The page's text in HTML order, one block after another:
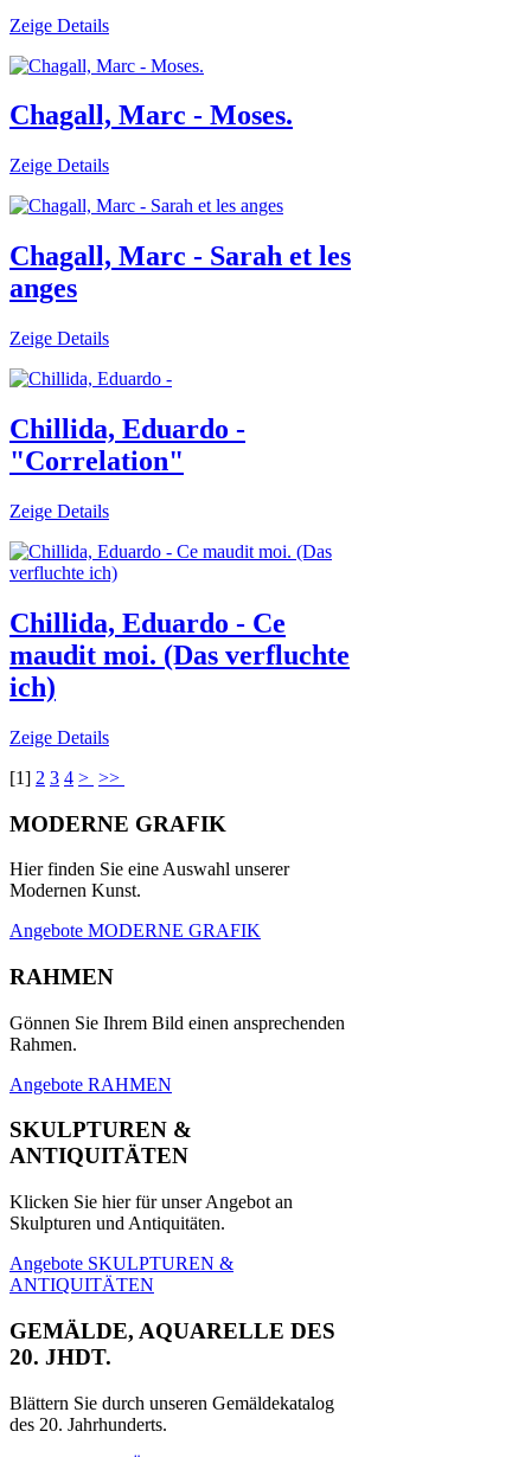
Zeige Details
Chagall, Marc - Moses.
Zeige Details
Chagall, Marc - Sarah et les
anges
Zeige Details
Chillida, Eduardo -
"Correlation"
Zeige Details
Chillida, Eduardo - Ce
maudit moi. (Das verfluchte
ich)
Zeige Details
[1] 2 3 4 > >>
MODERNE GRAFIK
Hier finden Sie eine Auswahl unserer
Modernen Kunst.
Angebote MODERNE GRAFIK
RAHMEN
Gönnen Sie Ihrem Bild einen ansprechenden
Rahmen.
Angebote RAHMEN
SKULPTUREN &
ANTIQUITÄTEN
Klicken Sie hier für unser Angebot an
Skulpturen und Antiquitäten.
Angebote SKULPTUREN &
ANTIQUITÄTEN
GEMÄLDE, AQUARELLE DES
20. JHDT.
Blättern Sie durch unseren Gemäldekatalog
des 20. Jahrhunderts.